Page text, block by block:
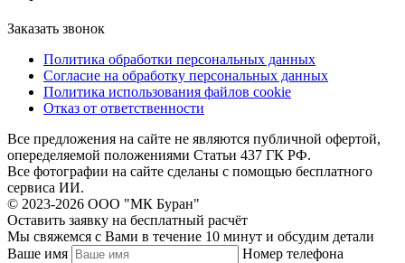
Заказать звонок
Политика обработки персональных данных
Согласие на обработку персональных данных
Политика использования файлов cookie
Отказ от ответственности
Все предложения на сайте не являются публичной офертой,
опеределяемой положениями Статьи 437 ГК РФ.
Все фотографии на сайте сделаны с помощью бесплатного
сервиса ИИ.
© 2023-2026 ООО "МК Буран"
Оставить заявку на бесплатный расчёт
Мы свяжемся с Вами в течение 10 минут и обсудим детали
Ваше имя
Номер телефона